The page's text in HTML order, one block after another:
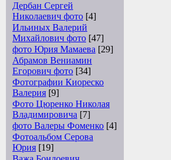
Дербан Сергей
Николаевич фото [4]
Ильиных Валерий
Михайлович фото [47]
фото Юрия Мамаева [29]
Абрамов Вениамин
Егорович фото [34]
Фотографии Киореско
Валерия [9]
Фото Цюренко Николая
Владимировича [7]
фото Валеры Фоменко [4]
Фотоальбом Серова
Юрия [19]